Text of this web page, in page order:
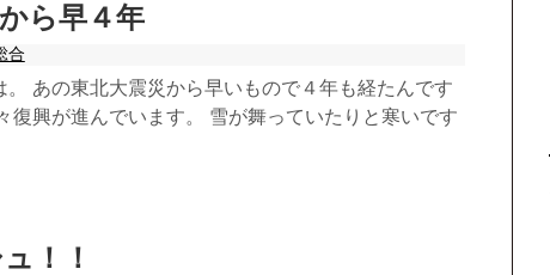
ら早４年
合
。 あの東北大震災から早いもので４年も経たんです
復興が進んでいます。 雪が舞っていたりと寒いです
！！